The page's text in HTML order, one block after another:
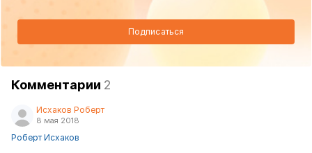
Подписаться
Комментарии 2
Исхаков Роберт
8 мая 2018
Роберт Исхаков